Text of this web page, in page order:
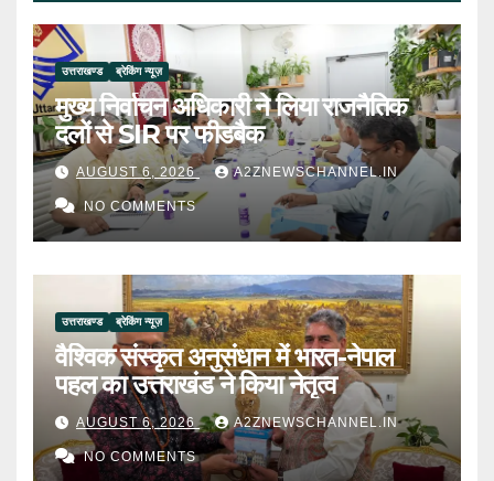
उत्तराखण्ड ब्रेकिंग न्यूज़
मुख्य निर्वाचन अधिकारी ने लिया राजनैतिक
दलों से SIR पर फीडबैक
AUGUST 6, 2026 A2ZNEWSCHANNEL.IN
NO COMMENTS
उत्तराखण्ड ब्रेकिंग न्यूज़
वैश्विक संस्कृत अनुसंधान में भारत-नेपाल
पहल का उत्तराखंड ने किया नेतृत्व
AUGUST 6, 2026 A2ZNEWSCHANNEL.IN
NO COMMENTS